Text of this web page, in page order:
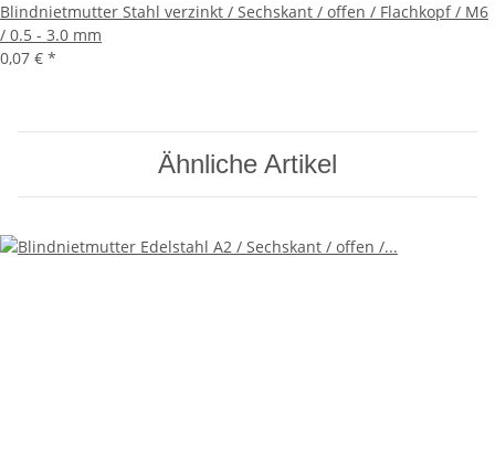
Blindnietmutter Stahl verzinkt / Sechskant / offen / Flachkopf / M6
/ 0.5 - 3.0 mm
0,07 € *
Ähnliche Artikel